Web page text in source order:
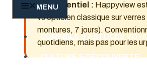
MENU
CONSEILS & ASTUCES
CULTURE & DÉCOUVERTE
💡 L’essentiel : Happyview
vs opticien classique sur
montures, 7 jours).
quotidiens, mais pas pour les